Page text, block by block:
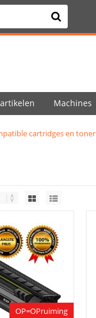
Machines
cartridges en
OP=OPruiming